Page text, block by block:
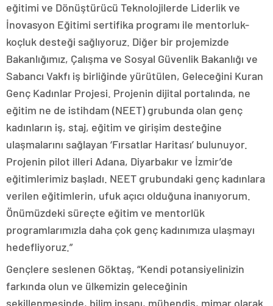
eğitimi ve Dönüştürücü Teknolojilerde Liderlik ve
İnovasyon Eğitimi sertifika programı ile mentorluk-
koçluk desteği sağlıyoruz. Diğer bir projemizde
Bakanlığımız, Çalışma ve Sosyal Güvenlik Bakanlığı ve
Sabancı Vakfı iş birliğinde yürütülen, Geleceğini Kuran
Genç Kadınlar Projesi. Projenin dijital portalında, ne
eğitim ne de istihdam (NEET) grubunda olan genç
kadınların iş, staj, eğitim ve girişim desteğine
ulaşmalarını sağlayan ‘Fırsatlar Haritası’ bulunuyor.
Projenin pilot illeri Adana, Diyarbakır ve İzmir’de
eğitimlerimiz başladı. NEET grubundaki genç kadınlara
verilen eğitimlerin, ufuk açıcı olduğuna inanıyorum.
Önümüzdeki süreçte eğitim ve mentorlük
programlarımızla daha çok genç kadınımıza ulaşmayı
hedefliyoruz.”
Gençlere seslenen Göktaş, “Kendi potansiyelinizin
farkında olun ve ülkemizin geleceğinin
şekillenmesinde, bilim insanı, mühendis, mimar olarak